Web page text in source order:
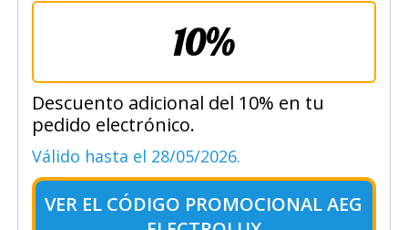
10%
Descuento adicional del 10% en tu
pedido electrónico.
Válido hasta el 28/05/2026.
VER EL CÓDIGO PROMOCIONAL AEG